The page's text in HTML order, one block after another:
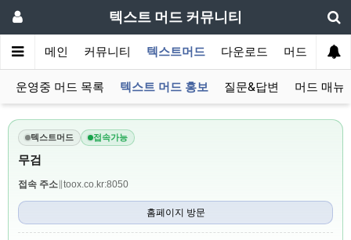
텍스트 머드 커뮤니티
메인 커뮤니티 텍스트머드 다운로드 머드 잡담
운영중 머드 목록 텍스트 머드 홍보 질문&답변 머드 매뉴
텍스트머드 접속가능
무검
접속 주소 toox.co.kr:8050
홈페이지 방문